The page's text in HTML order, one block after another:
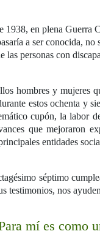
1938, en plena Guerra
a ser conocida,
las personas con
hombres y mujeres
estos ochenta y
cupón, la labor
que mejoraron
entidades
séptimo
testimonios, nos
mí es como